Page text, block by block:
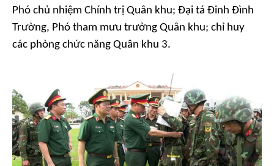
Phó chủ nhiệm Chính trị Quân khu; Đại tá Đinh Đình
Trường, Phó tham mưu trưởng Quân khu; chỉ huy
các phòng chức năng Quân khu 3.